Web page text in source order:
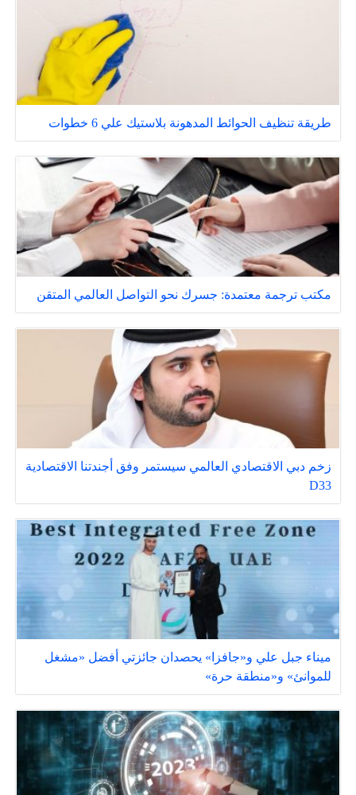
طريقة تنظيف الحوائط المدهونة بلاستيك علي 6 خطوات
مكتب ترجمة معتمدة: جسرك نحو التواصل العالمي المتقن
زخم دبي الاقتصادي العالمي سيستمر وفق أجندتنا الاقتصادية
D33
ميناء جبل علي و«جافزا» يحصدان جائزتي أفضل «مشغل
للموانئ» و«منطقة حرة»